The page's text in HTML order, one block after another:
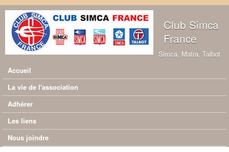
Aller au contenu principal
Club Simca
France
Simca, Matra, Talbot
Menu principal
Accueil
La vie de l'association
Adhérer
Les liens
Nous joindre